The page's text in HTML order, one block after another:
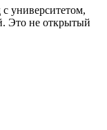
университетом,
Это не открытый